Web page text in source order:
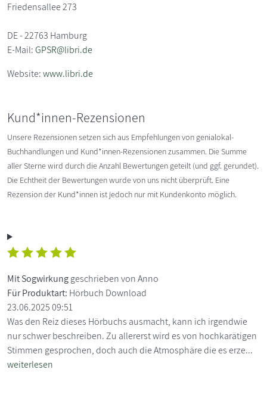
Friedensallee 273
DE - 22763 Hamburg
E-Mail:GPSR@libri.de
Website:www.libri.de
Kund*innen-Rezensionen
Unsere Rezensionen setzen sich aus Empfehlungen von genialokal-
Buchhandlungen und Kund*innen-Rezensionen zusammen. Die Summe
aller Sterne wird durch die Anzahl Bewertungen geteilt (und ggf. gerundet).
Die Echtheit der Bewertungen wurde von uns nicht überprüft. Eine
Rezension der Kund*innen ist jedoch nur mit Kundenkonto möglich.
Mit Sogwirkunggeschrieben von Anno
Für Produktart: Hörbuch Download
23.06.2025 09:51
Was den Reiz dieses Hörbuchs ausmacht, kann ich irgendwie
nur schwer beschreiben. Zu allererst wird es von hochkarätigen
Stimmen gesprochen, doch auch die Atmosphäre die es erze...
weiterlesen